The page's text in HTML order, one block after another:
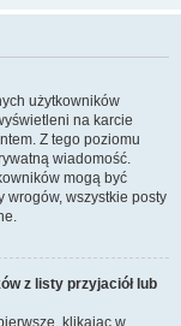
użytkowników
na karcie
Z tego poziomu
wiadomość.
mogą być
wrogów, wszystkie posty
z listy przyjaciół lub
klikając w